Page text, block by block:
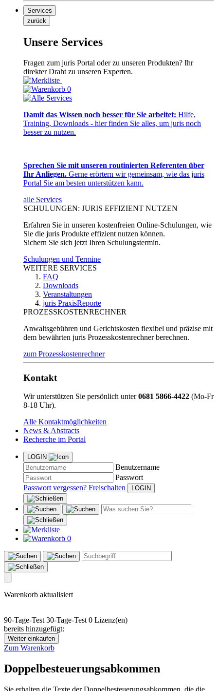
Services
zurück
Unsere Services
Fragen zum juris Portal oder zu unseren Produkten? Ihr
direkter Draht zu unseren Experten.
0
Damit das Wissen noch besser für Sie arbeitet: Hilfe,
Training, Downloads - hier finden Sie alles, um juris noch
besser zu nutzen.
Sprechen Sie mit unseren routinierten Referenten über
Ihr Anliegen. Gerne erörtern wir gemeinsam, wie das juris
Portal Sie am besten unterstützen kann.
alle Services
SCHULUNGEN: JURIS EFFIZIENT NUTZEN
Erfahren Sie in unseren kostenfreien Online-Schulungen, wie
Sie die juris Produkte effizient nutzen können.
Sichern Sie sich jetzt Ihren Schulungstermin.
Schulungen und Termine
WEITERE SERVICES
FAQ
Downloads
Veranstaltungen
juris PraxisReporte
PROZESSKOSTENRECHNER
Anwaltsgebühren und Gerichtskosten flexibel und präzise mit
dem bewährten juris Prozesskostenrechner berechnen.
zum Prozesskostenrechner
Kontakt
Wir unterstützen Sie persönlich unter0681 5866-4422 (Mo-Fr
8-18 Uhr).
Alle Kontaktmöglichkeiten
News & Abstracts
Recherche im Portal
LOGIN
Benutzername
Passwort
Passwort vergessen? Freischalten
0
Warenkorb aktualisiert
90-Tage-Test 30-Tage-Test 0 Lizenz(en)
bereits hinzugefügt:
Weiter einkaufen
Zum Warenkorb
Doppelbesteuerungsabkommen